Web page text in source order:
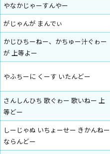
やなかじゃーすんやー
がじゃんが まんでぃ
かじひちーねー、かちゅー汁ぐゎー
が 上等よー
やふちーに くーす いたんどー
さんしんひち 歌ぐゎー 歌いねー 上
等どー
しーじゃぬ いちょーせー きかんねー
ならんどー